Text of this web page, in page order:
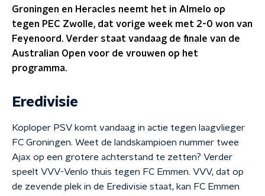
Groningen en Heracles neemt het in Almelo op
tegen PEC Zwolle, dat vorige week met 2-0 won van
Feyenoord. Verder staat vandaag de finale van de
Australian Open voor de vrouwen op het
programma.
Eredivisie
Koploper PSV komt vandaag in actie tegen laagvlieger
FC Groningen. Weet de landskampioen nummer twee
Ajax op een grotere achterstand te zetten? Verder
speelt VVV-Venlo thuis tegen FC Emmen. VVV, dat op
de zevende plek in de Eredivisie staat, kan FC Emmen